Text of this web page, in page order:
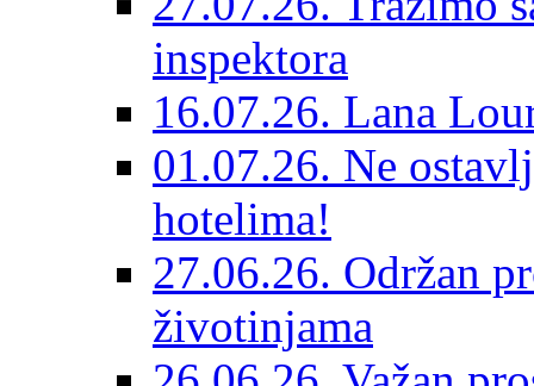
inspektora
16.07.26. Lana
01.07.26. Ne
hotelima!
27.06.26. Održan
životinjama